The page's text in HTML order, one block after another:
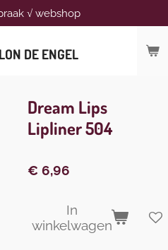
DE ENGEL
√ webshop
Dream Lips
Lipliner 504
€ 6,96
In
winkelwagen